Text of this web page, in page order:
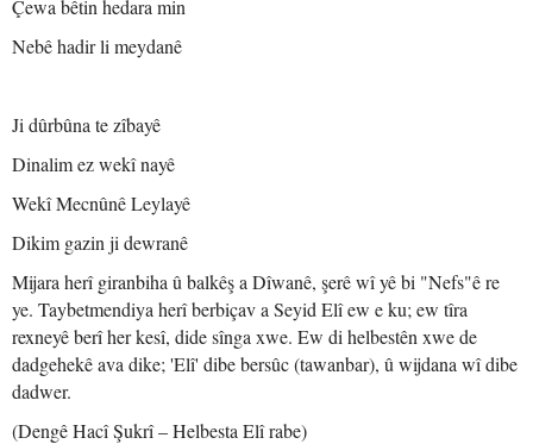
Çewa bêtin hedara min
Nebê hadir li meydanê
Ji dûrbûna te zîbayê
Dinalim ez wekî nayê
Wekî Mecnûnê Leylayê
Dikim gazin ji dewranê
Mijara herî giranbiha û balkêş a Dîwanê, şerê wî yê bi "Nefs"ê re
ye. Taybetmendiya herî berbiçav a Seyid Elî ew e ku; ew tîra
rexneyê berî her kesî, dide sînga xwe. Ew di helbestên xwe de
dadgehekê ava dike; 'Elî' dibe bersûc (tawanbar), û wijdana wî dibe
dadwer.
(Dengê Hacî Şukrî – Helbesta Elî rabe)